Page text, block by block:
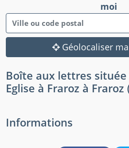
moi
Géolocaliser
Boîte aux lettres située
Eglise à Fraroz à Fraroz
Informations